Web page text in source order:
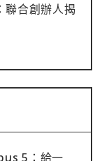
聯合創辦人揭
5：給一